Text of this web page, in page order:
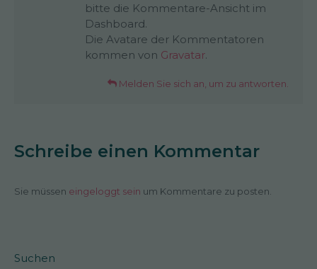
bitte die Kommentare-Ansicht im
Dashboard.
Die Avatare der Kommentatoren
kommen von Gravatar.
Melden Sie sich an, um zu antworten.
Schreibe einen Kommentar
Sie müssen eingeloggt sein um Kommentare zu posten.
Suchen